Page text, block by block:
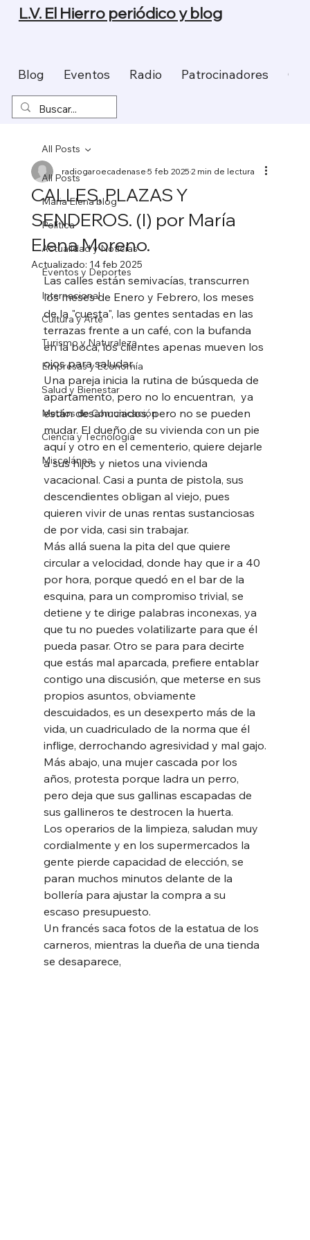
Blog Eventos Radio Patrocinadores
L.V. El Hierro periódico y blog
All Posts
Maria Elena blog
Política
Actualidad y Noticias
Eventos y Deportes
Internacional
Cultura y Arte
Turismo y Naturaleza
Empresas y Economía
Salud y Bienestar
Medios de Comunicación
Ciencia y Tecnología
Miscelánea
All Posts
CALLES, PLAZAS Y
SENDEROS. (I) por María
Elena Moreno.
radiogaroecadenase5 feb 20252 min de lectura
Actualizado: 14 feb 2025
Las calles están semivacías, transcurren
los meses de Enero y Febrero, los meses
de la "cuesta", las gentes sentadas en las
terrazas frente a un café, con la bufanda
en la boca, los clientes apenas mueven los
ojos para saludar.
Una pareja inicia la rutina de búsqueda de
apartamento, pero no lo encuentran,  ya
están desahuciados, pero no se pueden
mudar. El dueño de su vivienda con un pie
aquí y otro en el cementerio, quiere dejarle
a sus hijos y nietos una vivienda
vacacional. Casi a punta de pistola, sus
descendientes obligan al viejo, pues
quieren vivir de unas rentas sustanciosas
de por vida, casi sin trabajar.
Más allá suena la pita del que quiere
circular a velocidad, donde hay que ir a 40
por hora, porque quedó en el bar de la
esquina, para un compromiso trivial, se
detiene y te dirige palabras inconexas, ya
que tu no puedes volatilizarte para que él
pueda pasar. Otro se para para decirte
que estás mal aparcada, prefiere entablar
contigo una discusión, que meterse en sus
propios asuntos, obviamente
descuidados, es un desexperto más de la
vida, un cuadriculado de la norma que él
inflige, derrochando agresividad y mal gajo.
Más abajo, una mujer cascada por los
años, protesta porque ladra un perro,
pero deja que sus gallinas escapadas de
sus gallineros te destrocen la huerta.
Los operarios de la limpieza, saludan muy
cordialmente y en los supermercados la
gente pierde capacidad de elección, se
paran muchos minutos delante de la
bollería para ajustar la compra a su
escaso presupuesto.
Un francés saca fotos de la estatua de los
carneros, mientras la dueña de una tienda
se desaparece,